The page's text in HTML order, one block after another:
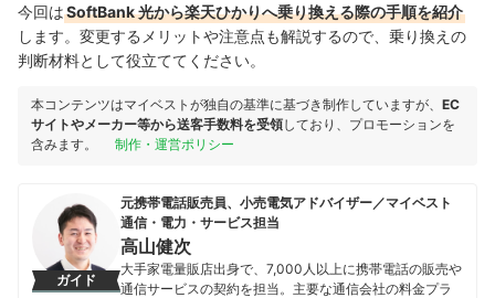
今回はSoftBank 光から楽天ひかりへ乗り換える際の手順を紹介
します。変更するメリットや注意点も解説するので、乗り換えの
判断材料として役立ててください。
本コンテンツはマイベストが独自の基準に基づき制作していますが、 EC
サイトやメーカー等から送客手数料を受領しており、プロモーションを
含みます。
制作・運営ポリシー
ガイド
元携帯電話販売員、小売電気アドバイザー／マイベスト
通信・電力・サービス担当
高山健次
大手家電量販店出身で、7,000人以上に携帯電話の販売や
通信サービスの契約を担当。主要な通信会社の料金プラ